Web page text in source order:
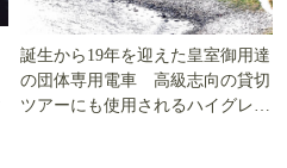
誕生から19年を迎えた皇室御用達
の団体専用電車 高級志向の貸切
ツアーにも使用されるハイグレー